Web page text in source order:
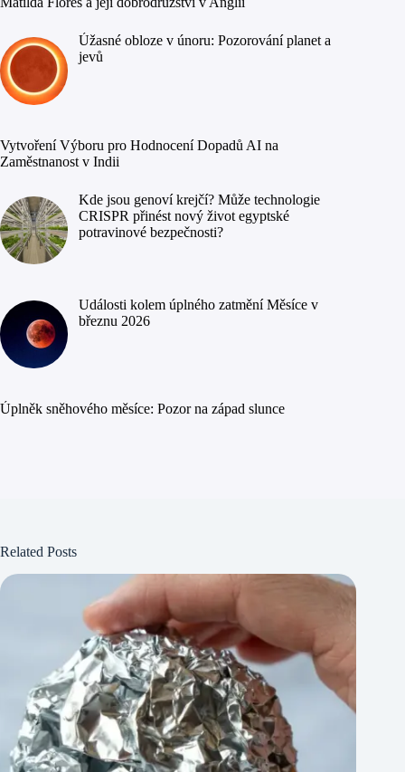
Úžasné obloze v únoru: Pozorování planet a
jevů
Vytvoření Výboru pro Hodnocení Dopadů AI na
Zaměstnanost v Indii
Kde jsou genoví krejčí? Může technologie
CRISPR přinést nový život egyptské
potravinové bezpečnosti?
Události kolem úplného zatmění Měsíce v
březnu 2026
Úplněk sněhového měsíce: Pozor na západ slunce
Related Posts